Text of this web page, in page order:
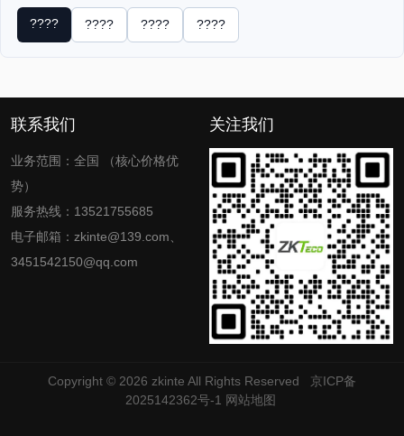
???? ???? ???? ????
联系我们
业务范围：全国 （核心价格优
势）
服务热线：13521755685
电子邮箱：zkinte@139.com、
3451542150@qq.com
关注我们
Copyright © 2026 zkinte All Rights Reserved 京ICP备
2025142362号-1 网站地图